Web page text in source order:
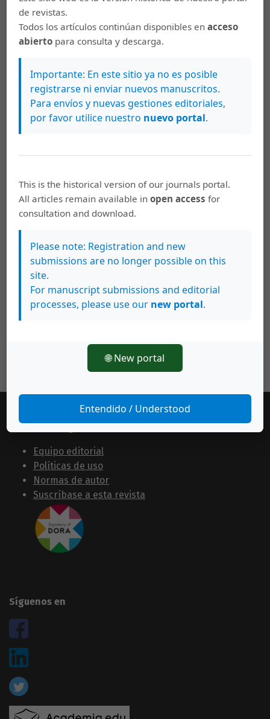
español, Español-latino (13 ed., p. 443). Barcelona: Vox.
Sánchez-Blanco, F. (1992). Una ética secular; la amistad
Zavala, M. (2011). Con mano de mujer: Antología de
poetas centroamericanas contemporáneas (1970-2008).
Heredia: Fundación Inteartes.
Equipo editorial
Políticas de uso
Normas de autor
Suscríbase a esta revista
Síguenos en
de revistas.
Todos los artículos continúan disponibles enacceso
abierto para consulta y descarga.
Importante: En este sitio ya no es posible
registrarse ni enviar nuevos manuscritos.
Para envíos y nuevas gestiones editoriales,
por favor utilice nuestro nuevo portal.
This is the historical version of our journals portal.
All articles remain available inopen access for
consultation and download.
Please note: Registration and new
submissions are no longer possible on this
site.
For manuscript submissions and editorial
processes, please use our new portal.
🌐 New portal
Entendido / Understood